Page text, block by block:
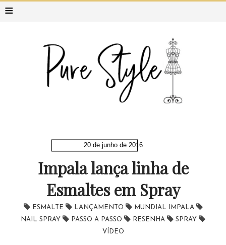
≡
20 de junho de 2016
Impala lança linha de
Esmaltes em Spray
ESMALTE LANÇAMENTO
MUNDIAL IMPALA
NAIL SPRAY
PASSO A PASSO RESENHA
SPRAY
VÍDEO